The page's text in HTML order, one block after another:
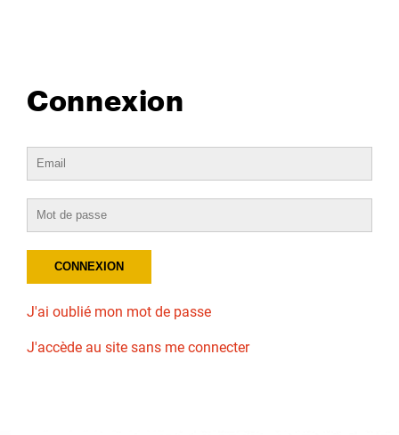
Connexion
J'ai oublié mon mot de passe
J'accède au site sans me connecter